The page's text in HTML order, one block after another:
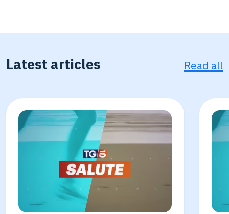
Latest articles Read all